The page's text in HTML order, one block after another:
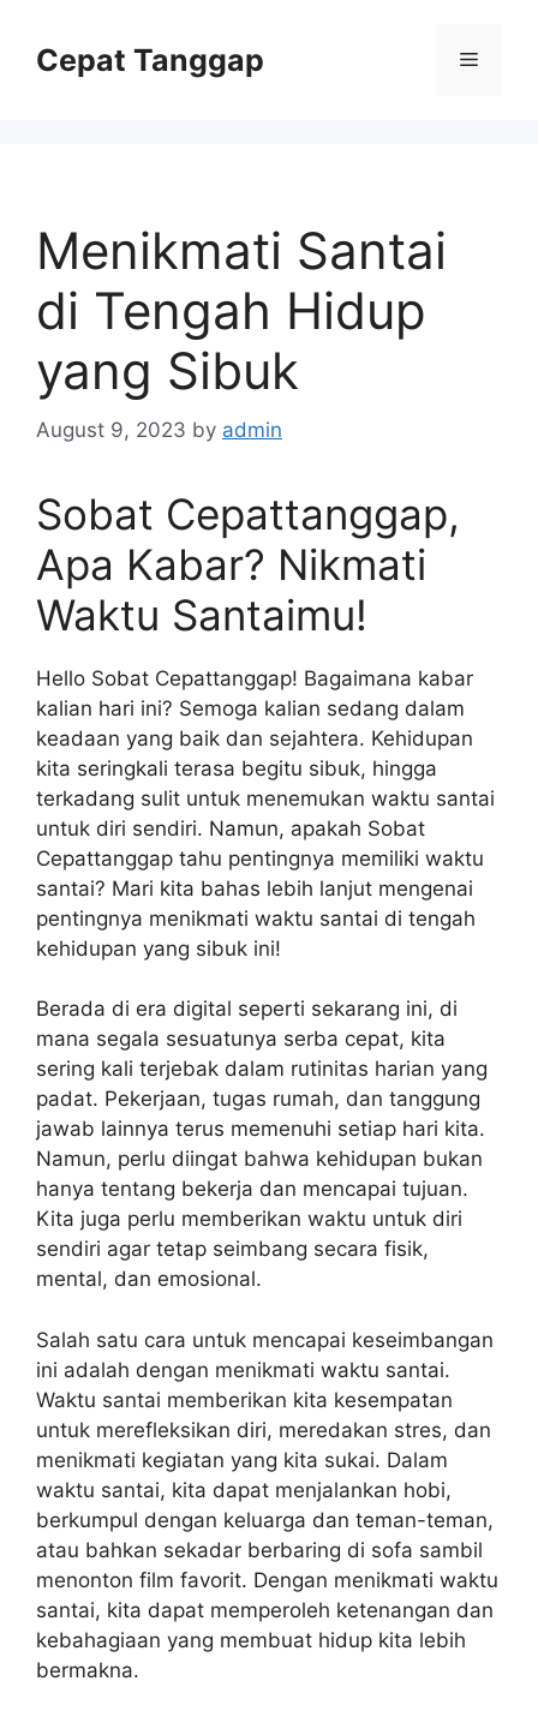
contentCepat Tanggap Menu
Menikmati Santai
di Tengah Hidup
yang Sibuk
August 9, 2023 by admin
Sobat Cepattanggap,
Apa Kabar? Nikmati
Waktu Santaimu!
Hello Sobat Cepattanggap! Bagaimana kabar
kalian hari ini? Semoga kalian sedang dalam
keadaan yang baik dan sejahtera. Kehidupan
kita seringkali terasa begitu sibuk, hingga
terkadang sulit untuk menemukan waktu santai
untuk diri sendiri. Namun, apakah Sobat
Cepattanggap tahu pentingnya memiliki waktu
santai? Mari kita bahas lebih lanjut mengenai
pentingnya menikmati waktu santai di tengah
kehidupan yang sibuk ini!
Berada di era digital seperti sekarang ini, di
mana segala sesuatunya serba cepat, kita
sering kali terjebak dalam rutinitas harian yang
padat. Pekerjaan, tugas rumah, dan tanggung
jawab lainnya terus memenuhi setiap hari kita.
Namun, perlu diingat bahwa kehidupan bukan
hanya tentang bekerja dan mencapai tujuan.
Kita juga perlu memberikan waktu untuk diri
sendiri agar tetap seimbang secara fisik,
mental, dan emosional.
Salah satu cara untuk mencapai keseimbangan
ini adalah dengan menikmati waktu santai.
Waktu santai memberikan kita kesempatan
untuk merefleksikan diri, meredakan stres, dan
menikmati kegiatan yang kita sukai. Dalam
waktu santai, kita dapat menjalankan hobi,
berkumpul dengan keluarga dan teman-teman,
atau bahkan sekadar berbaring di sofa sambil
menonton film favorit. Dengan menikmati waktu
santai, kita dapat memperoleh ketenangan dan
kebahagiaan yang membuat hidup kita lebih
bermakna.